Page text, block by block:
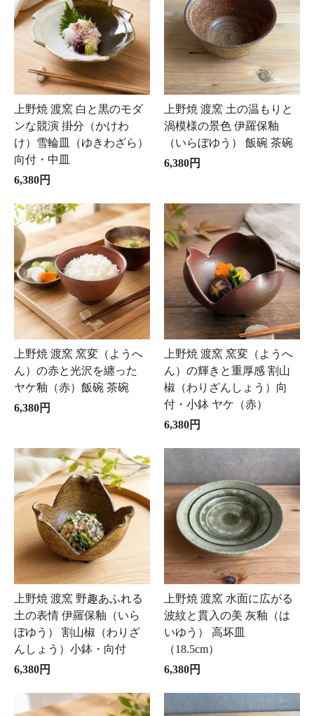
上野焼 渡窯 白と黒のモダ
ンな競演 掛分（かけわ
け）雪輪皿（ゆきわざら）
向付・中皿
6,380円
上野焼 渡窯 土の温もりと
渦模様の景色 伊羅保釉
（いらぼゆう） 飯碗 茶碗
6,380円
上野焼 渡窯 窯変（ようへ
ん）の赤と光沢を纏った
ヤケ釉（赤）飯碗 茶碗
6,380円
上野焼 渡窯 窯変（ようへ
ん）の輝きと重厚感 割山
椒（わりざんしょう）向
付・小鉢 ヤケ（赤）
6,380円
上野焼 渡窯 野趣あふれる
土の表情 伊羅保釉（いら
ぼゆう） 割山椒（わりざ
んしょう）小鉢・向付
6,380円
上野焼 渡窯 水面に広がる
波紋と貫入の美 灰釉（は
いゆう） 高坏皿
（18.5cm）
6,380円